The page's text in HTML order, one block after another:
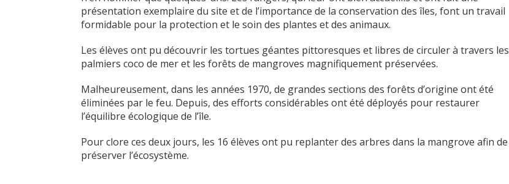
présentation exemplaire du site et de l’importance de la conservation des îles, font un travail
formidable pour la protection et le soin des plantes et des animaux.
Les élèves ont pu découvrir les tortues géantes pittoresques et libres de circuler à travers les
palmiers coco de mer et les forêts de mangroves magnifiquement préservées.
Malheureusement, dans les années 1970, de grandes sections des forêts d’origine ont été
éliminées par le feu. Depuis, des efforts considérables ont été déployés pour restaurer
l’équilibre écologique de l’île.
Pour clore ces deux jours, les 16 élèves ont pu replanter des arbres dans la mangrove afin de
préserver l’écosystème.